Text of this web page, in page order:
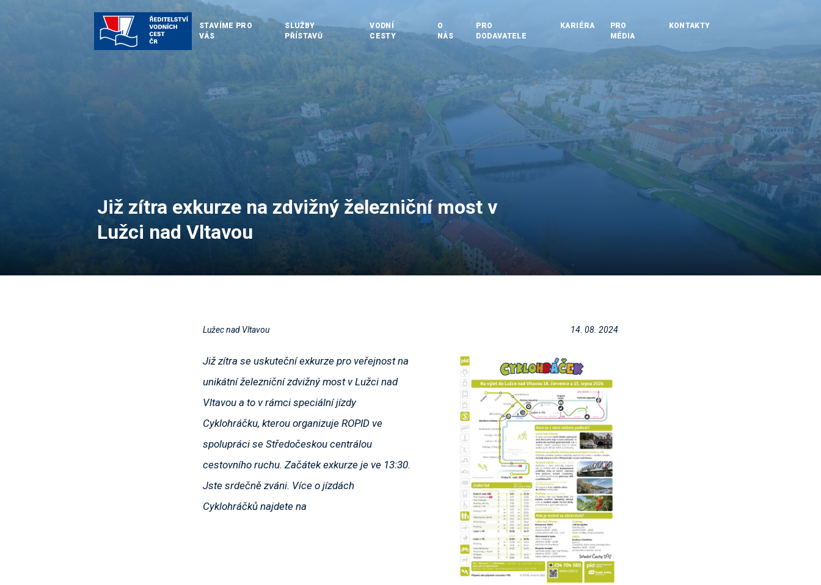
STAVÍME PRO
VÁS
SLUŽBY
PŘÍSTAVŮ
VODNÍ
CESTY
O
NÁS
PRO
DODAVATELE
KARIÉRA
PRO
MÉDIA
KONTAKTY
Již zítra exkurze na zdvižný železniční most v
Lužci nad Vltavou
Lužec nad Vltavou 14. 08. 2024
Již zítra se uskuteční exkurze pro veřejnost na
unikátní železniční zdvižný most v Lužci nad
Vltavou a to v rámci speciální jízdy
Cyklohráčku, kterou organizuje ROPID ve
spolupráci se Středočeskou centrálou
cestovního ruchu. Začátek exkurze je ve 13:30.
Jste srdečně zváni. Více o jízdách
Cyklohráčků najdete na